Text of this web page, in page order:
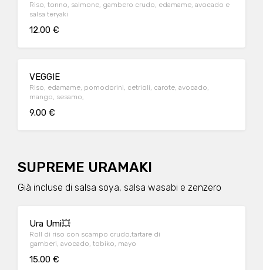
Riso, tonno, salmone, gambero crudo, edamame, avocado e
salsa teryaki
12.00 €
VEGGIE
Riso, edamame, pomodorini, cetrioli, carote, avocado,
mango, sesamo,
9.00 €
SUPREME URAMAKI
Già incluse di salsa soya, salsa wasabi e zenzero
Ura Umi💥
Roll di riso con scampo crudo,tartare di
gamberi, avocado, tobiko, mayo
15.00 €